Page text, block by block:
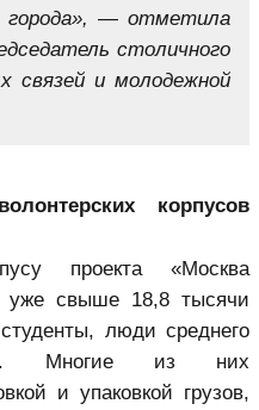
города», — отметила
столичного
связей и молодежной
корпусов
проекта «Москва
уже свыше 18,8 тысячи
люди среднего
Многие из них
и упаковкой грузов,